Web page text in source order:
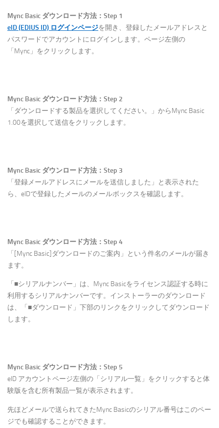
Mync Basic ダウンロード方法：Step 1
eID (EDIUS ID) ログインページを開き、登録したメールアドレスと
パスワードでアカウントにログインします。ページ左側の
「Mync」をクリックします。
Mync Basic ダウンロード方法：Step 2
「ダウンロードする製品を選択してください。」からMync Basic
1.00を選択して送信をクリックします。
Mync Basic ダウンロード方法：Step 3
「登録メールアドレスにメールを送信しました」と表示された
ら、eIDで登録したメールのメールボックスを確認します。
Mync Basic ダウンロード方法：Step 4
「[Mync Basic]ダウンロードのご案内」という件名のメールが届き
ます。
「■シリアルナンバー」は、Mync Basicをライセンス認証する時に
利用するシリアルナンバーです。インストーラーのダウンロード
は、「■ダウンロード」下部のリンクをクリックしてダウンロード
します。
Mync Basic ダウンロード方法：Step 5
eID アカウントページ左側の「シリアル一覧」をクリックすると体
験版を含む所有製品一覧が表示されます。
先ほどメールで送られてきたMync Basicのシリアル番号はこのペー
ジでも確認することができます。